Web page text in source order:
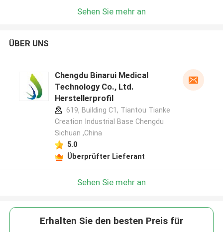
Sehen Sie mehr an
ÜBER UNS
Chengdu Binarui Medical
Technology Co., Ltd.
Herstellerprofil
619, Building C1, Tiantou Tianke
Creation Industrial Base Chengdu
Sichuan ,China
5.0
Überprüfter Lieferant
Sehen Sie mehr an
Erhalten Sie den besten Preis für